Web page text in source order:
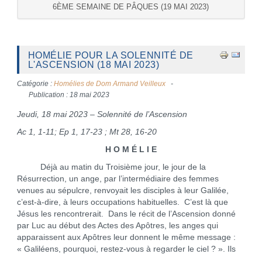
6ÈME SEMAINE DE PÂQUES (19 MAI 2023)
HOMÉLIE POUR LA SOLENNITÉ DE
L'ASCENSION (18 MAI 2023)
Catégorie : Homélies de Dom Armand Veilleux
Publication : 18 mai 2023
Jeudi, 18 mai 2023 – Solennité de l’Ascension
Ac 1, 1-11; Ep 1, 17-23 ; Mt 28, 16-20
H O M É L I E
Déjà au matin du Troisième jour, le jour de la
Résurrection, un ange, par l’intermédiaire des femmes
venues au sépulcre, renvoyait les disciples à leur Galilée,
c’est-à-dire, à leurs occupations habituelles. C’est là que
Jésus les rencontrerait. Dans le récit de l’Ascension donné
par Luc au début des Actes des Apôtres, les anges qui
apparaissent aux Apôtres leur donnent le même message :
« Galiléens, pourquoi, restez-vous à regarder le ciel ? ». Ils